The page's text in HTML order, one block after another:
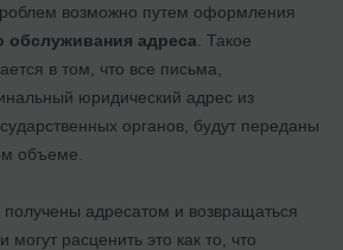
возможно путем оформления
обслуживания адреса . Такое
в том, что все письма,
юридический адрес из
органов, будут переданы
объеме.
адресатом и возвращаться
могут расценить это как то, что